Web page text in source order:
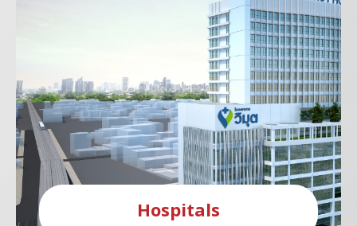
Hospitals